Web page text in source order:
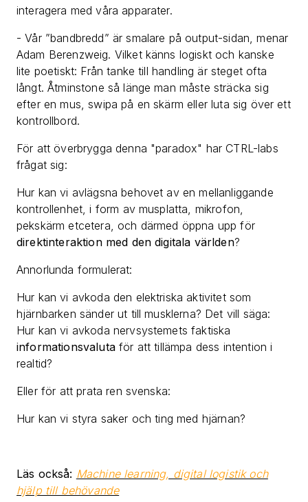
interagera med våra apparater.
- Vår ”bandbredd” är smalare på output-sidan, menar
Adam Berenzweig. Vilket känns logiskt och kanske
lite poetiskt: Från tanke till handling är steget ofta
långt. Åtminstone så länge man måste sträcka sig
efter en mus, swipa på en skärm eller luta sig över ett
kontrollbord.
För att överbrygga denna "paradox" har CTRL-labs
frågat sig:
Hur kan vi avlägsna behovet av en mellanliggande
kontrollenhet, i form av musplatta, mikrofon,
pekskärm etcetera, och därmed öppna upp för
direktinteraktion med den digitala världen?
Annorlunda formulerat:
Hur kan vi avkoda den elektriska aktivitet som
hjärnbarken sänder ut till musklerna? Det vill säga:
Hur kan vi avkoda nervsystemets faktiska
informationsvalutaför att tillämpa dess intention i
realtid?
Eller för att prata ren svenska:
Hur kan vi styra saker och ting med hjärnan?
Läs också: Machine learning, digital logistik och
hjälp till behövande